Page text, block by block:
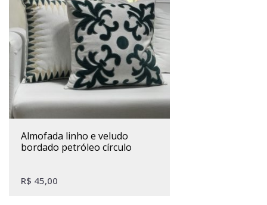
almofada linho e veludo
bordado petróleo círculo
R$ 45,00